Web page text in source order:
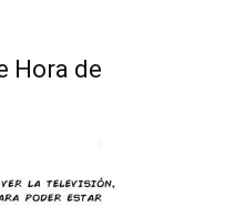
Hora de